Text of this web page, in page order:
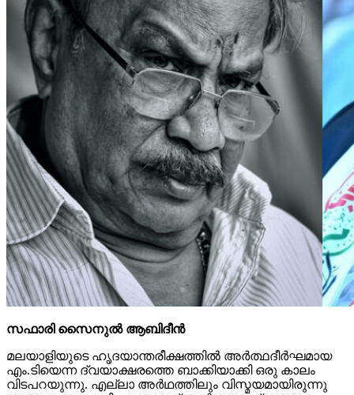
സഫാരി സൈനുല്‍ ആബിദീന്‍
മലയാളിയുടെ ഹൃദയാന്തരീക്ഷത്തില്‍ അര്‍ത്ഥദീര്‍ഘമായ
എം.ടിയെന്ന ദ്വയാക്ഷരത്തെ ബാക്കിയാക്കി ഒരു കാലം
വിടപറയുന്നു. എല്ലാ അര്‍ഥത്തിലും വിസ്മയമായിരുന്നു